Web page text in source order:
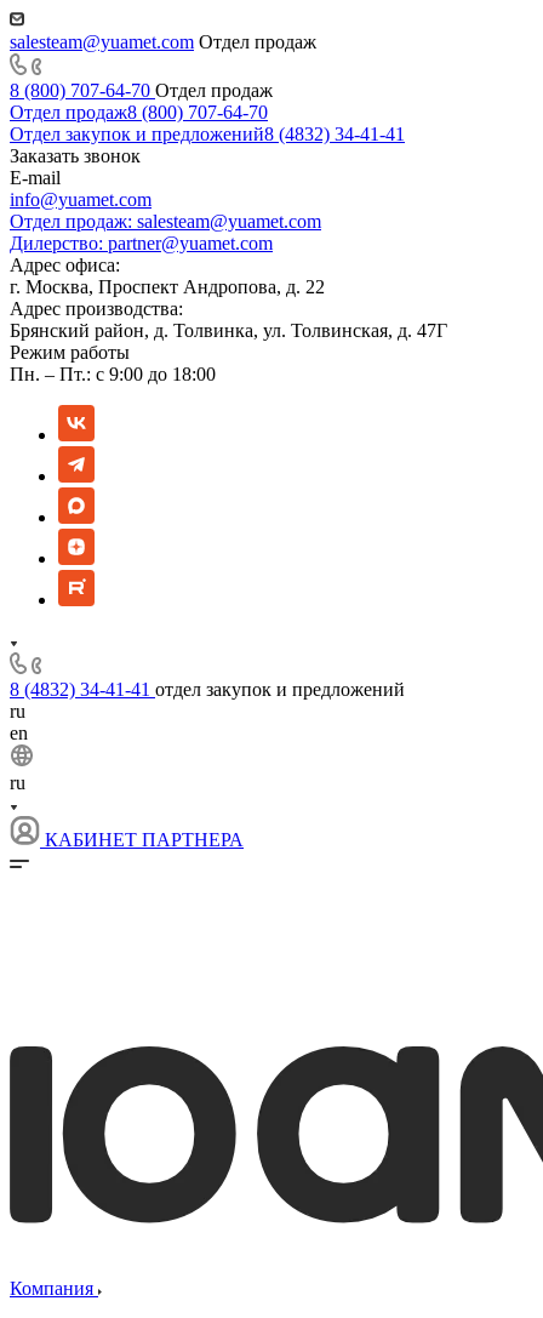
salesteam@yuamet.com Отдел продаж
8 (800) 707-64-70 Отдел продаж
Отдел продаж8 (800) 707-64-70
Отдел закупок и предложений8 (4832) 34-41-41
Заказать звонок
E-mail
info@yuamet.com
Отдел продаж: salesteam@yuamet.com
Дилерство: partner@yuamet.com
Адрес офиса:
г. Москва, Проспект Андропова, д. 22
Адрес производства:
Брянский район, д. Толвинка, ул. Толвинская, д. 47Г
Режим работы
Пн. – Пт.: с 9:00 до 18:00
8 (4832) 34-41-41 отдел закупок и предложений
ru
en
ru
КАБИНЕТ ПАРТНЕРА
Компания